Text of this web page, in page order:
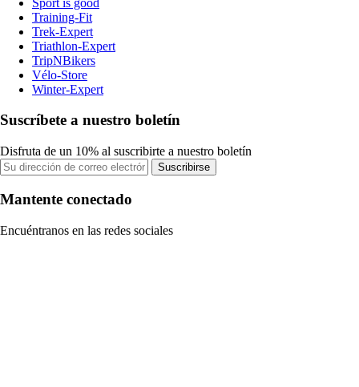
Training-Fit
Trek-Expert
Triathlon-Expert
TripNBikers
Vélo-Store
Winter-Expert
Suscríbete a nuestro boletín
Disfruta de un 10% al suscribirte a nuestro boletín
Suscribirse
Mantente conectado
Encuéntranos en las redes sociales